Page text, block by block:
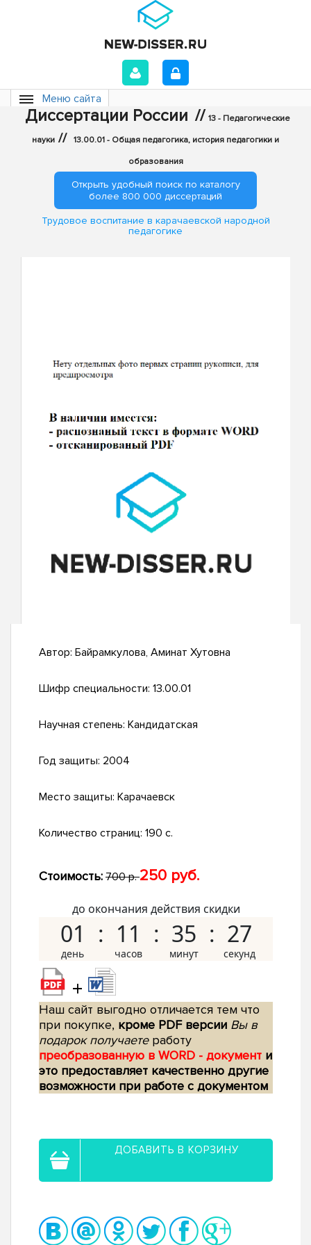
Меню сайта
Диссертации России // 13 - Педагогические
науки // 13.00.01 - Общая педагогика, история педагогики и
образования
Открыть удобный поиск по каталогу
более 800 000 диссертаций
Трудовое воспитание в карачаевской народной
педагогике
Автор: Байрамкулова, Аминат Хутовна
Шифр специальности: 13.00.01
Научная степень: Кандидатская
Год защиты: 2004
Место защиты: Карачаевск
Количество страниц: 190 с.
Стоимость: 700 р.250 руб.
до окончания действия скидки
01 11 35 26
+
Наш сайт выгодно отличается тем что
при покупке, кроме PDF версии Вы в
подарок получаетеработу
преобразованную в WORD - документ и
это предоставляет качественно другие
возможности при работе с документом
ДОБАВИТЬ В КОРЗИНУ